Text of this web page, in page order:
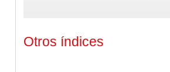
Otros índices